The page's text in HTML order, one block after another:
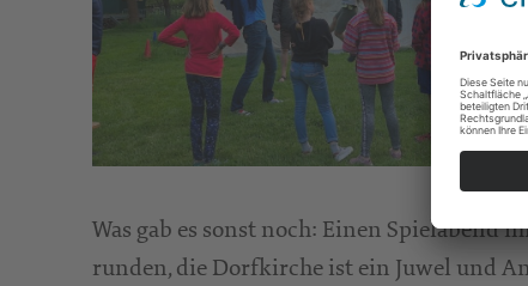
Was gab es sonst noch: Einen
runden, die Dorfkirche ist ein Juwel und